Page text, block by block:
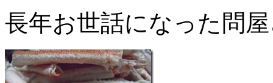
長年お世話になった問